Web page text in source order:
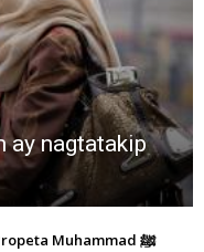
ay nagtatakip
Ang Talambuhay ni Propeta Muhammad ﷺ